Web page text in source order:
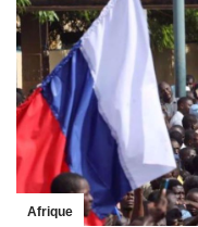
Afrique